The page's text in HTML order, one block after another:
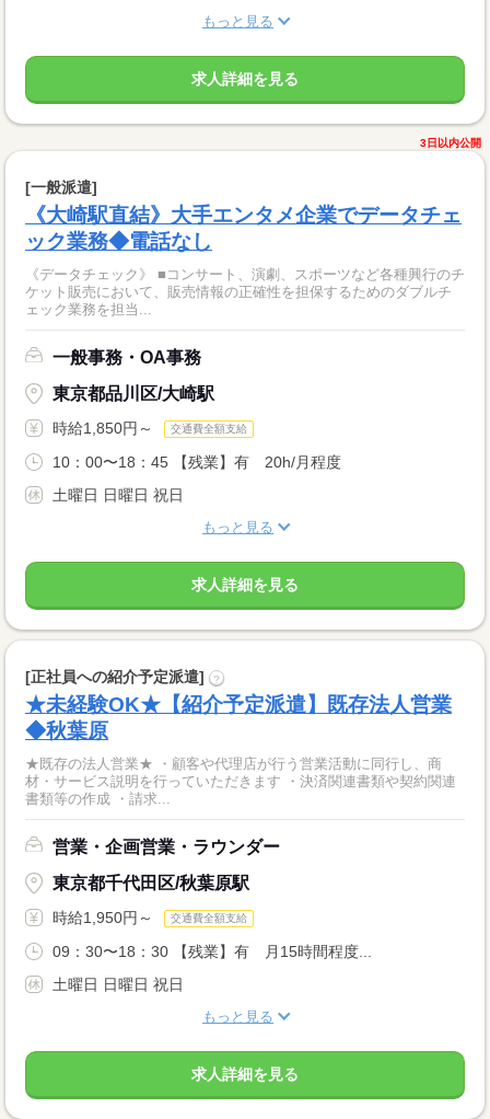
もっと見る
求人詳細を見る
3日以内公開
[一般派遣]
《大崎駅直結》大手エンタメ企業でデータチェ
ック業務◆電話なし
《データチェック》 ■コンサート、演劇、スポーツなど各種興行のチ
ケット販売において、販売情報の正確性を担保するためのダブルチ
ェック業務を担当...
一般事務・OA事務
東京都品川区/大崎駅
時給1,850円～ 交通費全額支給
10：00〜18：45 【残業】有 20h/月程度
土曜日 日曜日 祝日
もっと見る
求人詳細を見る
[正社員への紹介予定派遣] ?
★未経験OK★【紹介予定派遣】既存法人営業
◆秋葉原
★既存の法人営業★ ・顧客や代理店が行う営業活動に同行し、商
材・サービス説明を行っていただきます ・決済関連書類や契約関連
書類等の作成 ・請求...
営業・企画営業・ラウンダー
東京都千代田区/秋葉原駅
時給1,950円～ 交通費全額支給
09：30〜18：30 【残業】有 月15時間程度...
土曜日 日曜日 祝日
もっと見る
求人詳細を見る